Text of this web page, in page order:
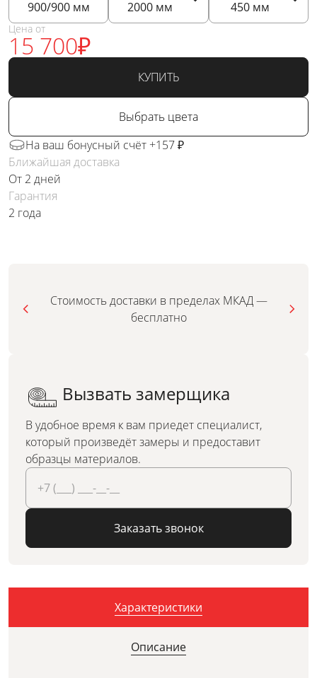
900/900мм
2000мм
450мм
Цена от
15 700₽
КУПИТЬ
Выбрать цвета
На ваш бонусный счёт +157 ₽
Ближайшая доставка
От 2 дней
Гарантия
2 года
Стоимость доставки в пределах МКАД —
бесплатно
Вызвать замерщика
В удобное время к вам приедет специалист,
который произведёт замеры и предоставит
образцы материалов.
Заказать звонок
Характеристики
Описание